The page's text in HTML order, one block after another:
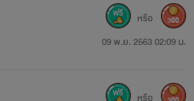
09 พ.ย. 2563 02:09 น.
หรือ 300
หรือ